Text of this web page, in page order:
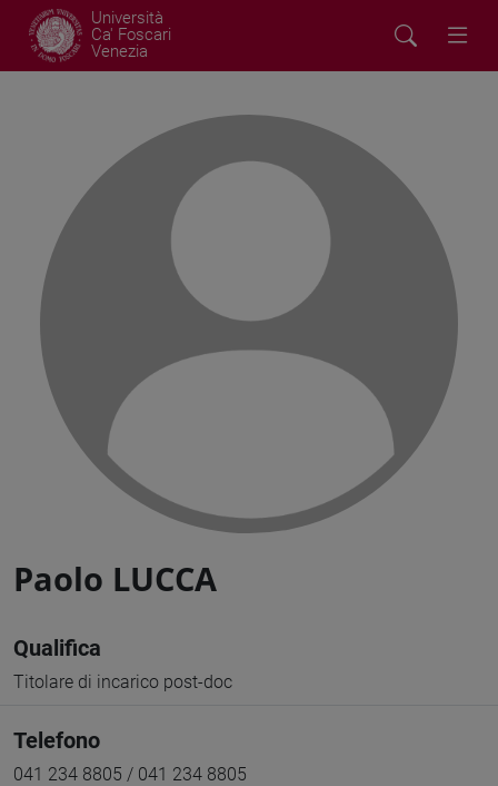
Università
Ca' Foscari
Venezia
Paolo LUCCA
Qualifica
Titolare di incarico post-doc
Telefono
041 234 8805 / 041 234 8805